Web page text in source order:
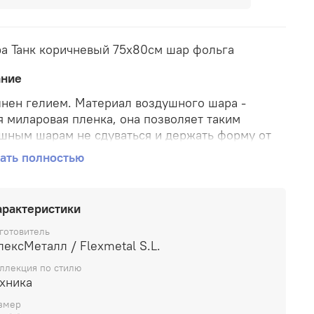
Танк коричневый 75х80см шар фольга
гелием. Материал воздушного шара -
миларовая пленка, она позволяет таким
шарам не сдуваться и держать форму от
до месяца.
полностью
/ Flexmetal S.L.
по стилю